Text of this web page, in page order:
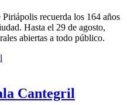
recuerda los 164 años
Hasta el 29 de agosto,
abiertas a todo público.
Cantegril